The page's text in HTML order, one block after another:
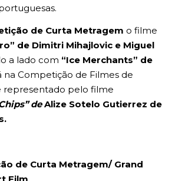
de Curta Metragem o filme
de Dimitri Mihajlovic e Miguel
a lado com “Ice Merchants” de
na Competição de Filmes de
representado pelo filme
deAlize Sotelo Gutierrez de
de Curta Metragem/ Grand
Film